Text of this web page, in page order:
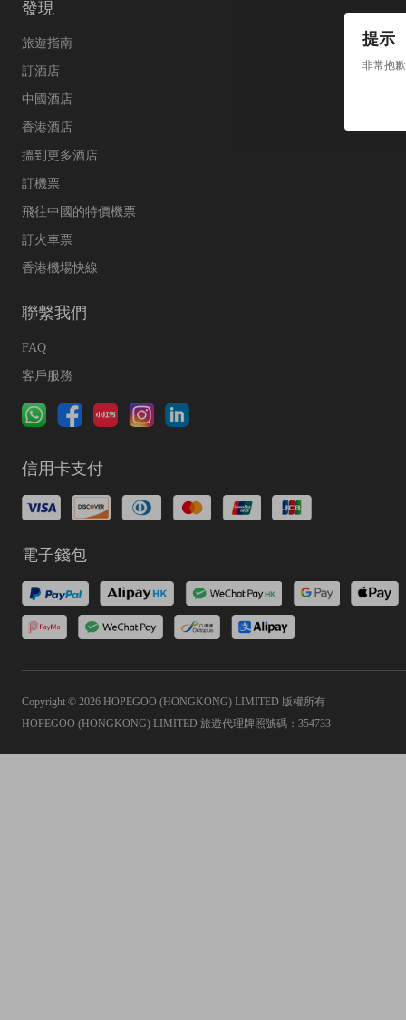
提示
非常抱
發現
旅遊指南
訂酒店
中國酒店
香港酒店
搵到更多酒店
訂機票
飛往中國的特價機票
訂火車票
香港機場快線
聯繫我們
FAQ
客戶服務
信用卡支付
電子錢包
Copyright © 2026 HOPEGOO (HONGKONG) LIMITED 版權所有
HOPEGOO (HONGKONG) LIMITED 旅遊代理牌照號碼：354733